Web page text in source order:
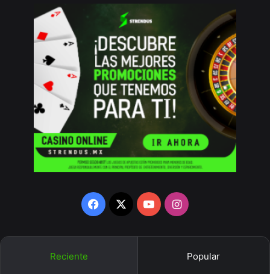
Facebook
X YouTubeInstagram
Reciente Popular